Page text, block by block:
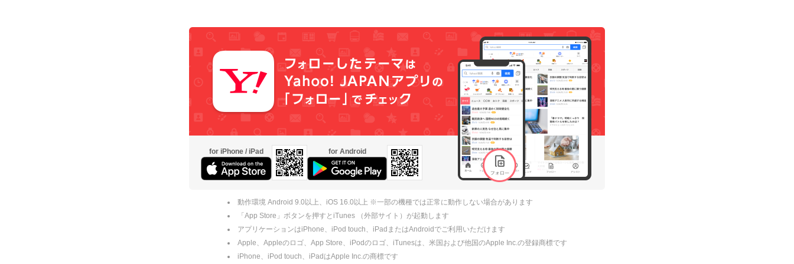
for iPhone / iPad for Android
動作環境 Android 9.0以上、iOS 16.0以上 ※一部の機種では正常に動作しない場合があります
「App Store」ボタンを押すとiTunes （外部サイト）が起動します
アプリケーションはiPhone、iPod touch、iPadまたはAndroidでご利用いただけます
Apple、Appleのロゴ、App Store、iPodのロゴ、iTunesは、米国および他国のApple Inc.の登録商標です
iPhone、iPod touch、iPadはApple Inc.の商標です